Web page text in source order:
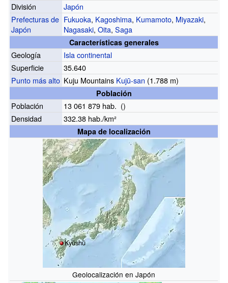
División
Japón
Prefecturas de
Japón
Fukuoka, Kagoshima, Kumamoto, Miyazaki,
Nagasaki,Oita,Saga
Características generales
Geología
Isla continental
Superficie
35.640
Punto más alto Kuju Mountains Kujū-san (1.788 m)
Población
Población 13 061 879 hab. ()
Densidad
332.38 hab./km²
Mapa de localización
Kyūshū
Geolocalización en Japón